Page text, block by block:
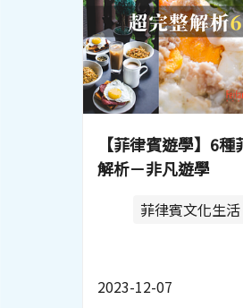
【菲律賓遊學】6
解析－非凡遊學
菲律賓文化生活
2023-12-07